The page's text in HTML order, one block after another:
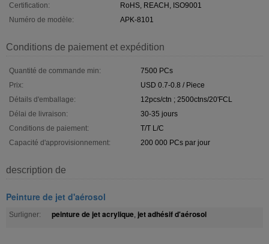
Certification:
RoHS, REACH, ISO9001
Numéro de modèle:
APK-8101
Conditions de paiement et expédition
Quantité de commande min:
7500 PCs
Prix:
USD 0.7-0.8 / Piece
Détails d'emballage:
12pcs/ctn ; 2500ctns/20'FCL
Délai de livraison:
30-35 jours
Conditions de paiement:
T/T L/C
Capacité d'approvisionnement:
200 000 PCs par jour
description de
Peinture de jet d'aérosol
Surligner: peinture de jet acrylique, jet adhésif d'aérosol